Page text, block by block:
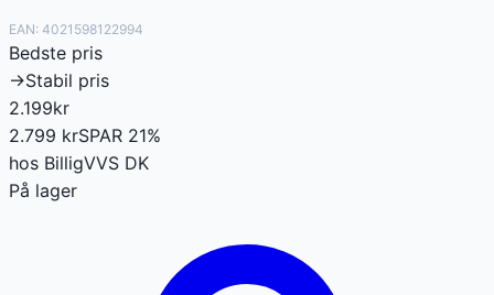
EAN: 4021598122994
Bedste pris
→Stabil pris
2.199kr
2.799 krSPAR 21%
hos BilligVVS DK
På lager